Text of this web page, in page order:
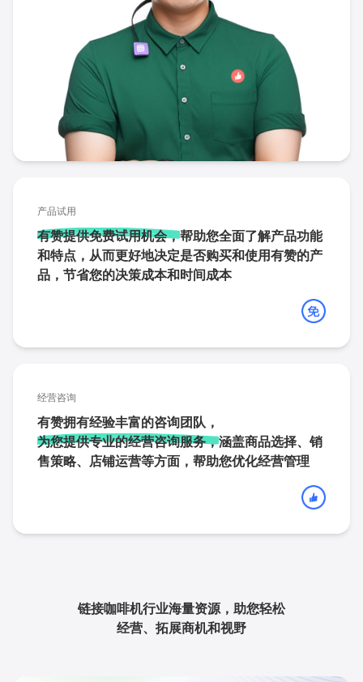
产品试用
有赞提供免费试用机会，帮助您全面了解产品功能
和特点，从而更好地决定是否购买和使用有赞的产
品，节省您的决策成本和时间成本
经营咨询
有赞拥有经验丰富的咨询团队，
为您提供专业的经营咨询服务，涵盖商品选择、销
售策略、店铺运营等方面，帮助您优化经营管理
链接咖啡机行业海量资源，助您轻松
经营、拓展商机和视野